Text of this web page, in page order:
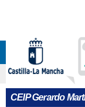
CEIP Gerardo